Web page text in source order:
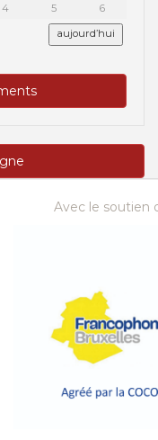
4 5 6
aujourd’hui
Avec le soutien